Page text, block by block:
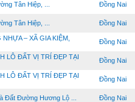
Tân Hiệp, ... Đồng Nai
Tân Hiệp, ... Đồng Nai
– XÃ GIA KIỆM,
Đồng Nai
LÔ ĐẤT VỊ TRÍ ĐẸP TẠI
Đồng Nai
LÔ ĐẤT VỊ TRÍ ĐẸP TẠI
Đồng Nai
Đất Đường Hương Lộ ... Đồng Nai